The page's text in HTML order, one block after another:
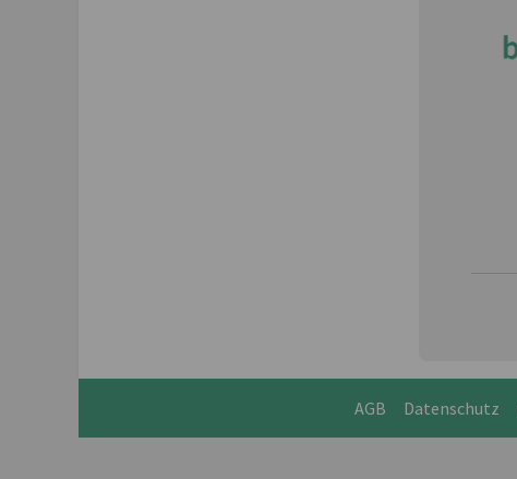
AGB Datenschutz